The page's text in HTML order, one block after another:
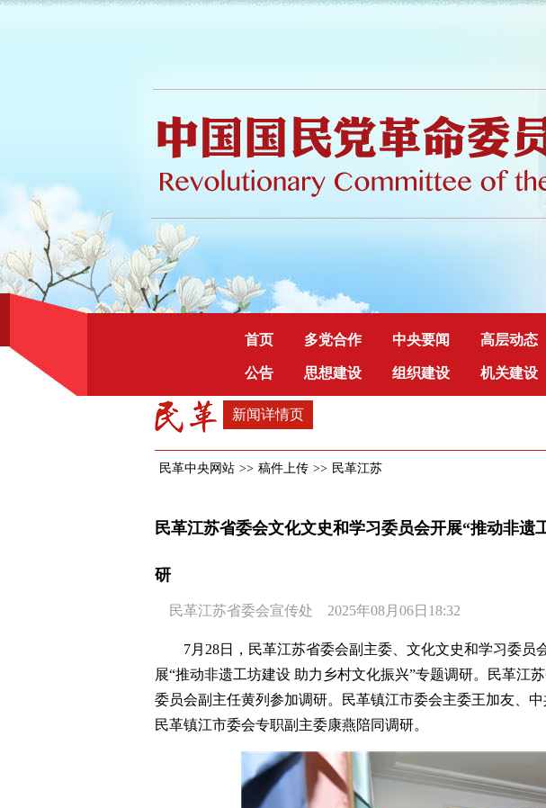
首页 多党合作 中央要闻 高层动态
公告 思想建设 组织建设 机关建设
新闻详情页
民革中央网站 >> 稿件上传 >> 民革江苏
民革江苏省委会文化文史和学习委员会开展“推动非遗
研
民革江苏省委会宣传处 2025年08月06日18:32
7月28日，民革江苏省委会副主委、文化文史和学习委员
展“推动非遗工坊建设 助力乡村文化振兴”专题调研。民革江
委员会副主任黄列参加调研。民革镇江市委会主委王加友、中
民革镇江市委会专职副主委康燕陪同调研。